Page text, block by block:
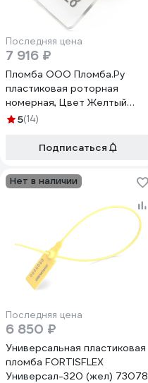
Последняя цена
7 916 ₽
Пломба ООО Пломба.Ру
пластиковая роторная
номерная, Цвет Желтый
1000 шт.КПП-3-2030 РХ3
5(14)
Подписаться
Нет в наличии
Последняя цена
6 850 ₽
Универсальная пластиковая
пломба FORTISFLEX
Универсал-320 (жел) 73078